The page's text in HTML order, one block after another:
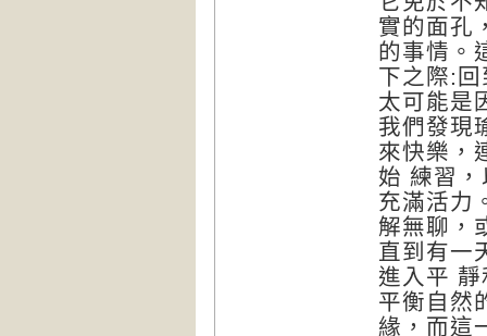
實的面孔
的事情。
下之際:
太可能是
我們發現
來快樂，
始 練習
充滿活力
解無聊，
直到有一
進入平
平衡自然
緣，而這